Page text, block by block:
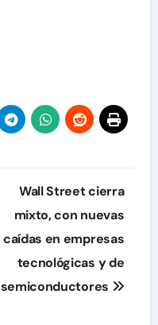
Wall Street cierra
mixto, con nuevas
caídas en empresas
tecnológicas y de
semiconductores